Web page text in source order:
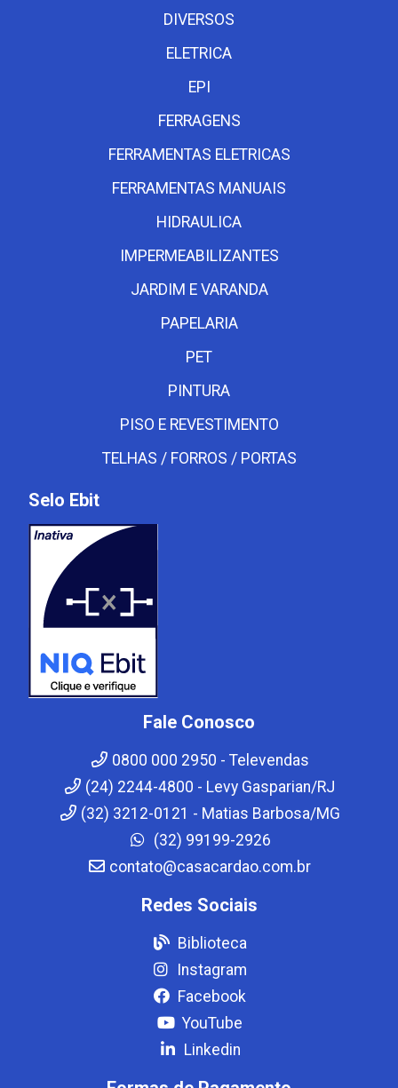
DIVERSOS
ELETRICA
EPI
FERRAGENS
FERRAMENTAS ELETRICAS
FERRAMENTAS MANUAIS
HIDRAULICA
IMPERMEABILIZANTES
JARDIM E VARANDA
PAPELARIA
PET
PINTURA
PISO E REVESTIMENTO
TELHAS / FORROS / PORTAS
Selo Ebit
Fale Conosco
0800 000 2950 - Televendas
(24) 2244-4800 - Levy Gasparian/RJ
(32) 3212-0121 - Matias Barbosa/MG
(32) 99199-2926
contato@casacardao.com.br
Redes Sociais
Biblioteca
Instagram
Facebook
YouTube
Linkedin